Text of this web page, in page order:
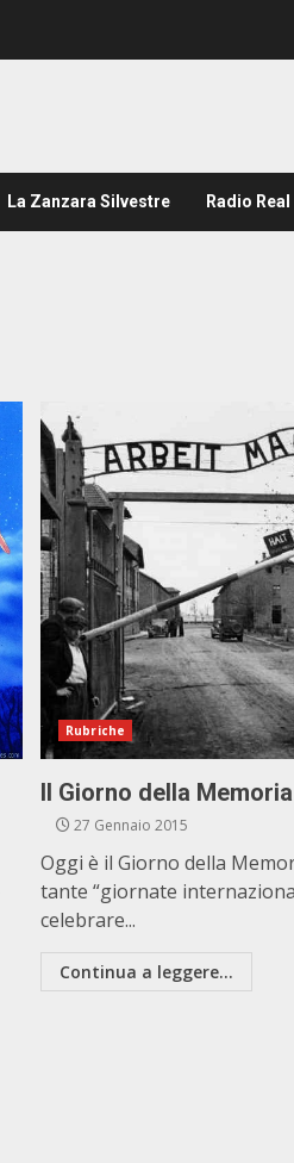
La Zanzara Silvestre Radio
Rubriche
Il Giorno della Memoria
27 Gennaio 2015
Oggi è il Giorno della
tante “giornate
celebrare...
Continua a leggere...